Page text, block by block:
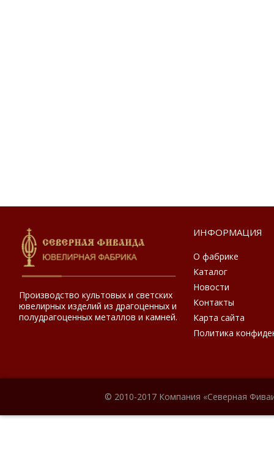
Производство культовых и светских
ювелирных изделий из драгоценных и
полудрагоценных металлов и камней.
ИНФОРМАЦИЯ
О фабрике
Каталог
Новости
Контакты
Карта сайта
Политика
© 2010-2017 Компания «Северная